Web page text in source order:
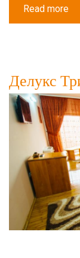
Read more
Делукс